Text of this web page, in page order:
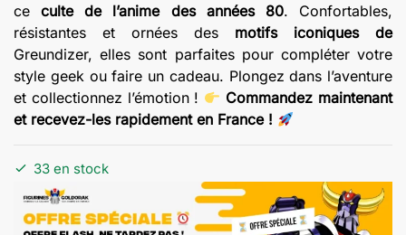
ceculte de l’anime des années 80. Confortables,
résistantes et ornées des motifs iconiques de
Greundizer, elles sont parfaites pour compléter votre
style geek ou faire un cadeau. Plongez dans l’aventure
et collectionnez l’émotion !
Commandez maintenant
et recevez-les rapidement en France !
33 en stock